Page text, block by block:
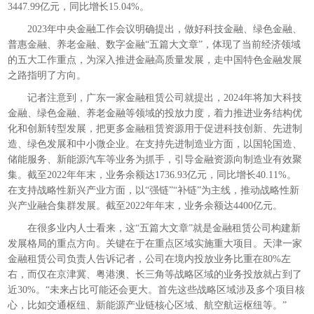
3447.99亿元，同比增长15.04%。
2023年中央金融工作会议明确提出，做好科技金融、绿色金融、
普惠金融、养老金融、数字金融“五篇大文章”，体现了当前经济领域
的五大工作重点，为深入推进金融高质量发展，走中国特色金融发展
之路指明了方向。
记者注意到，广东一家金融租赁公司就提出，2024年将加大科技
金融、绿色金融、养老金融等领域的投放力度，着力推进业务结构优
化和创新转型发展，把更多金融租赁资源用于促进科技创新、先进制
造、绿色发展和中小微企业。在支持先进制造业方面，以国轮国造、
储能服务、新能源汽车等业务为抓手，引导金融资源向制造业有效聚
集。截至2022年年末，业务余额达1736.93亿元，同比增长40.11%。
在支持战略性新兴产业方面，以“强链”“补链”为主线，推动战略性新
兴产业融合集群发展。截至2022年年末，业务余额达4400亿元。
在很多业内人士看来，这“五篇大文章”就是金融租赁公司构建新
发展格局的重点方向。关键在于在重点区域实施重大项目。天津一家
金融租赁公司负责人告诉记者，公司在境内投放业务比重在80%左
右，而仅在京津冀、粤港澳、长三角等战略区域的业务投放就占到了
近30%。“未来占比可能还会更大。首先这些战略区域涉及多个项目核
心，比如交通枢纽、新能源产业链核心区域、航空航运枢纽等。”